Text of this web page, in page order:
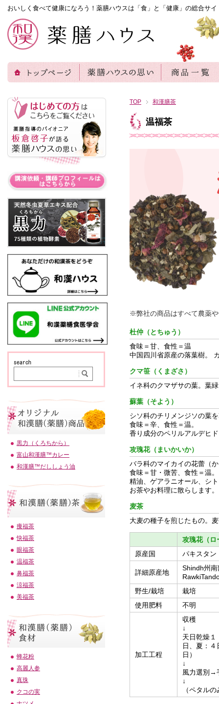
おいしく食べて健康になろう！薬膳ハウスは「食」と「健康」の総合サイ
TOP 和漢膳茶
温福茶
※弊社の商品はすべて農薬
杜仲（とちゅう）
食味＝甘、食性＝温
中国四川省原産の落葉樹。
クマ笹（くまざさ）
イネ科のクマザサの葉。葉
蘇葉（そよう）
シソ科のチリメンジソの葉
食味＝辛、食性＝温。
香り成分のペリルアルデヒ
攻瑰花（まいかいか）
バラ科のマイカイの花蕾（
食味＝甘・微苦、食性＝温。
精油、ゲアラニオール、シ
お茶やお料理に散らします。
麦茶
大麦の種子を煎じたもの。
攻瑰花（ロ
原産国
パキスタン
詳細原産地
Shindh州
野生/栽培
栽培
使用肥料
不明
加工工程
収穫
↓
天日乾燥１
日、夏：
日）
↓
風力選別→
↓
（ペタル
黒力（くろちから）
富山和漢膳™カレー
和漢膳™だししょう油
痩福茶
快福茶
眼福茶
温福茶
鼻福茶
涼福茶
美福茶
蜂花粉
高麗人参
真珠
クコの実